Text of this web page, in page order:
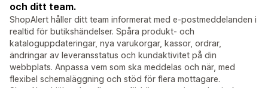
och ditt team.
ShopAlert håller ditt team informerat med e-postmeddelanden i
realtid för butikshändelser. Spåra produkt- och
kataloguppdateringar, nya varukorgar, kassor, ordrar,
ändringar av leveransstatus och kundaktivitet på din
webbplats. Anpassa vem som ska meddelas och när, med
flexibel schemaläggning och stöd för flera mottagare.